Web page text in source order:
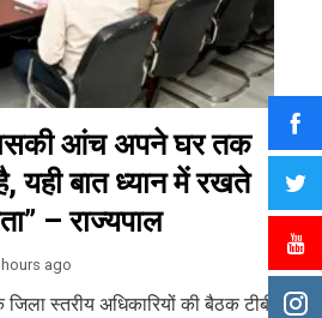
आंच अपने घर तक
यही बात ध्यान में रखते
– राज्यपाल
ago
स्तरीय अधिकारियों की बैठक टीबी